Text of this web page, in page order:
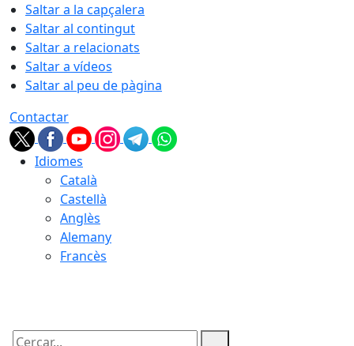
Saltar a la capçalera
Saltar al contingut
Saltar a relacionats
Saltar a vídeos
Saltar al peu de pàgina
Contactar
Idiomes
Català
Castellà
Anglès
Alemany
Francès